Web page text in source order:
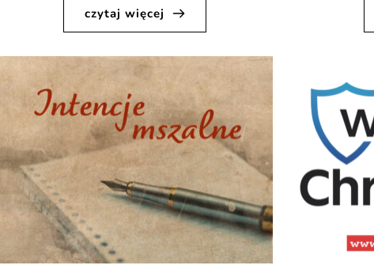
czytaj więcej